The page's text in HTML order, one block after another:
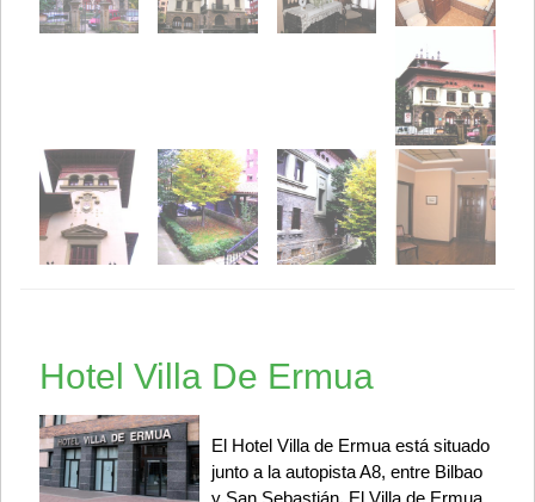
Hotel Villa De Ermua
El Hotel Villa de Ermua está situado
junto a la autopista A8, entre Bilbao
y San Sebastián. El Villa de Ermua